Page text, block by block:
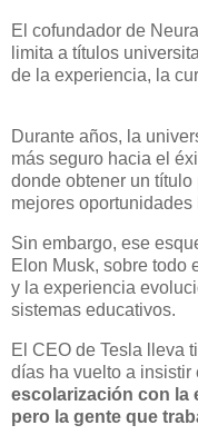
El cofundador de
limita a títulos
de la experiencia, la
Durante años, la
más seguro hacia el
donde obtener un
mejores oportunidades
Sin embargo, ese
Elon Musk, sobre todo
y la experiencia
sistemas educativos.
El CEO de Tesla lleva
días ha vuelto a insistir
escolarización con la
pero la gente que